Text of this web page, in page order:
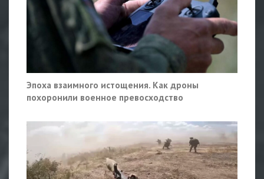
Эпоха взаимного истощения. Как дроны
похоронили военное превосходство